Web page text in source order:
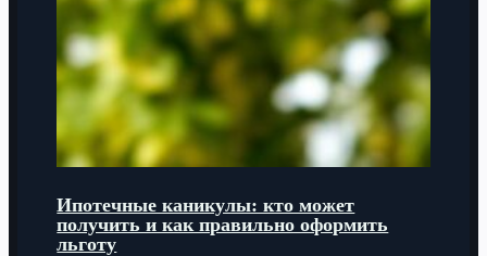
Ипотечные каникулы: кто может
получить и как правильно оформить
льготу